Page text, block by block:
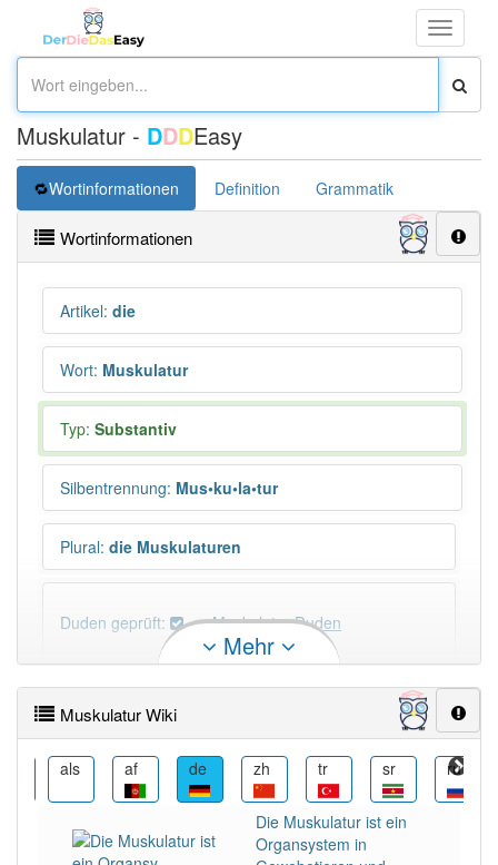
Toggle
Muskulatur - DDDEasy
Wortinformationen Definition Grammatik
Wortinformationen
Artikel: die
Wort: Muskulatur
Typ: Substantiv
Silbentrennung: Mus•ku•la•tur
Plural: die Muskulaturen
Duden geprüft: Muskulatur Duden
PowerIndex:85
Häufigkeit: 4 von 10
Wörter mit Endung -muskulatur: 7
Mehr
Muskulatur Wiki
als af de zh tr sr ru
Die Muskulatur ist ein
Organsystem in